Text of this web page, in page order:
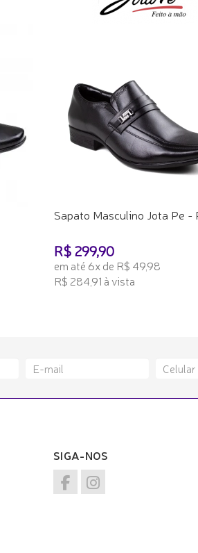
Sapato Masculino Jota Pe -
R$ 299,90
em até 6x de R$ 49,98
R$ 284,91 à vista
SIGA-NOS